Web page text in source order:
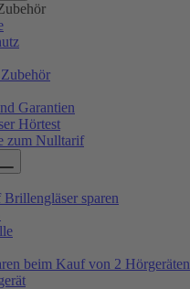
Garantien
Hörtest
zum Nulltarif
Brillengläser sparen
beim Kauf von 2 Hörgeräten